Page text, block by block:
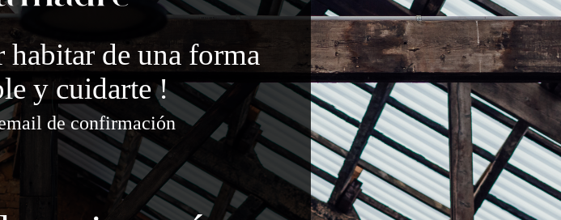
habitar de una forma
y cuidarte !
de confirmación